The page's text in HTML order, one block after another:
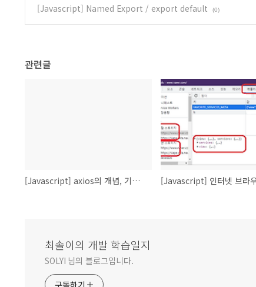
[Javascript] Named Export / export default (0)
관련글
[Javascript] axios의 개념, 기본 예제
최솔이의 개발 학습일지
SOLYI 님의 블로그입니다.